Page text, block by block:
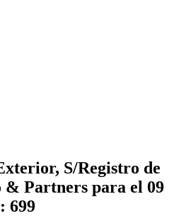
S/Registro de
& Partners para el 09
699